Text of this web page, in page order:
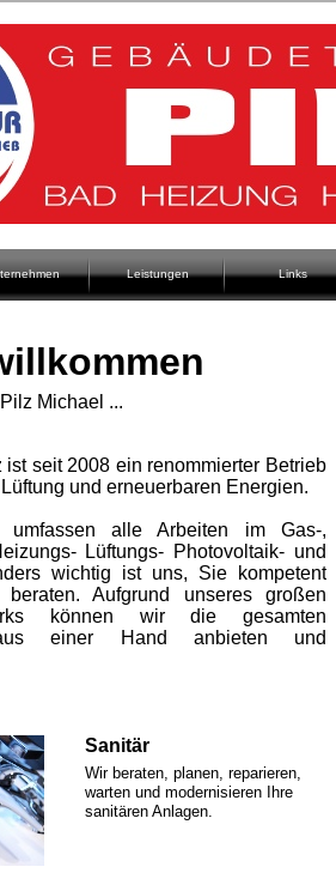
Leistungen Links
Michael ...
seit 2008 ein renommierter Betrieb
und erneuerbaren Energien.
umfassen alle Arbeiten im Gas-,
Lüftungs- Photovoltaik- und
wichtig ist uns, Sie kompetent
Aufgrund unseres großen
können wir die gesamten
aus einer Hand anbieten und
Sanitär
Wir beraten, planen, reparieren,
warten und modernisieren Ihre
sanitären Anlagen.